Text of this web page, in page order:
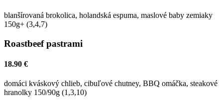
blanšírovaná brokolica, holandská espuma, maslové baby zemiaky
150g+ (3,4,7)
Roastbeef pastrami
18.90 €
domáci kváskový chlieb, cibuľové chutney, BBQ omáčka, steakové
hranolky 150/90g (1,3,10)